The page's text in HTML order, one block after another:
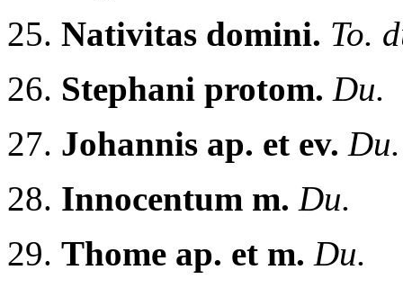
25. Nativitas domini. To.
26. Stephani protom. Du.
27. Johannis ap. et ev. Du.
28. Innocentum m. Du.
29. Thome ap. et m. Du.